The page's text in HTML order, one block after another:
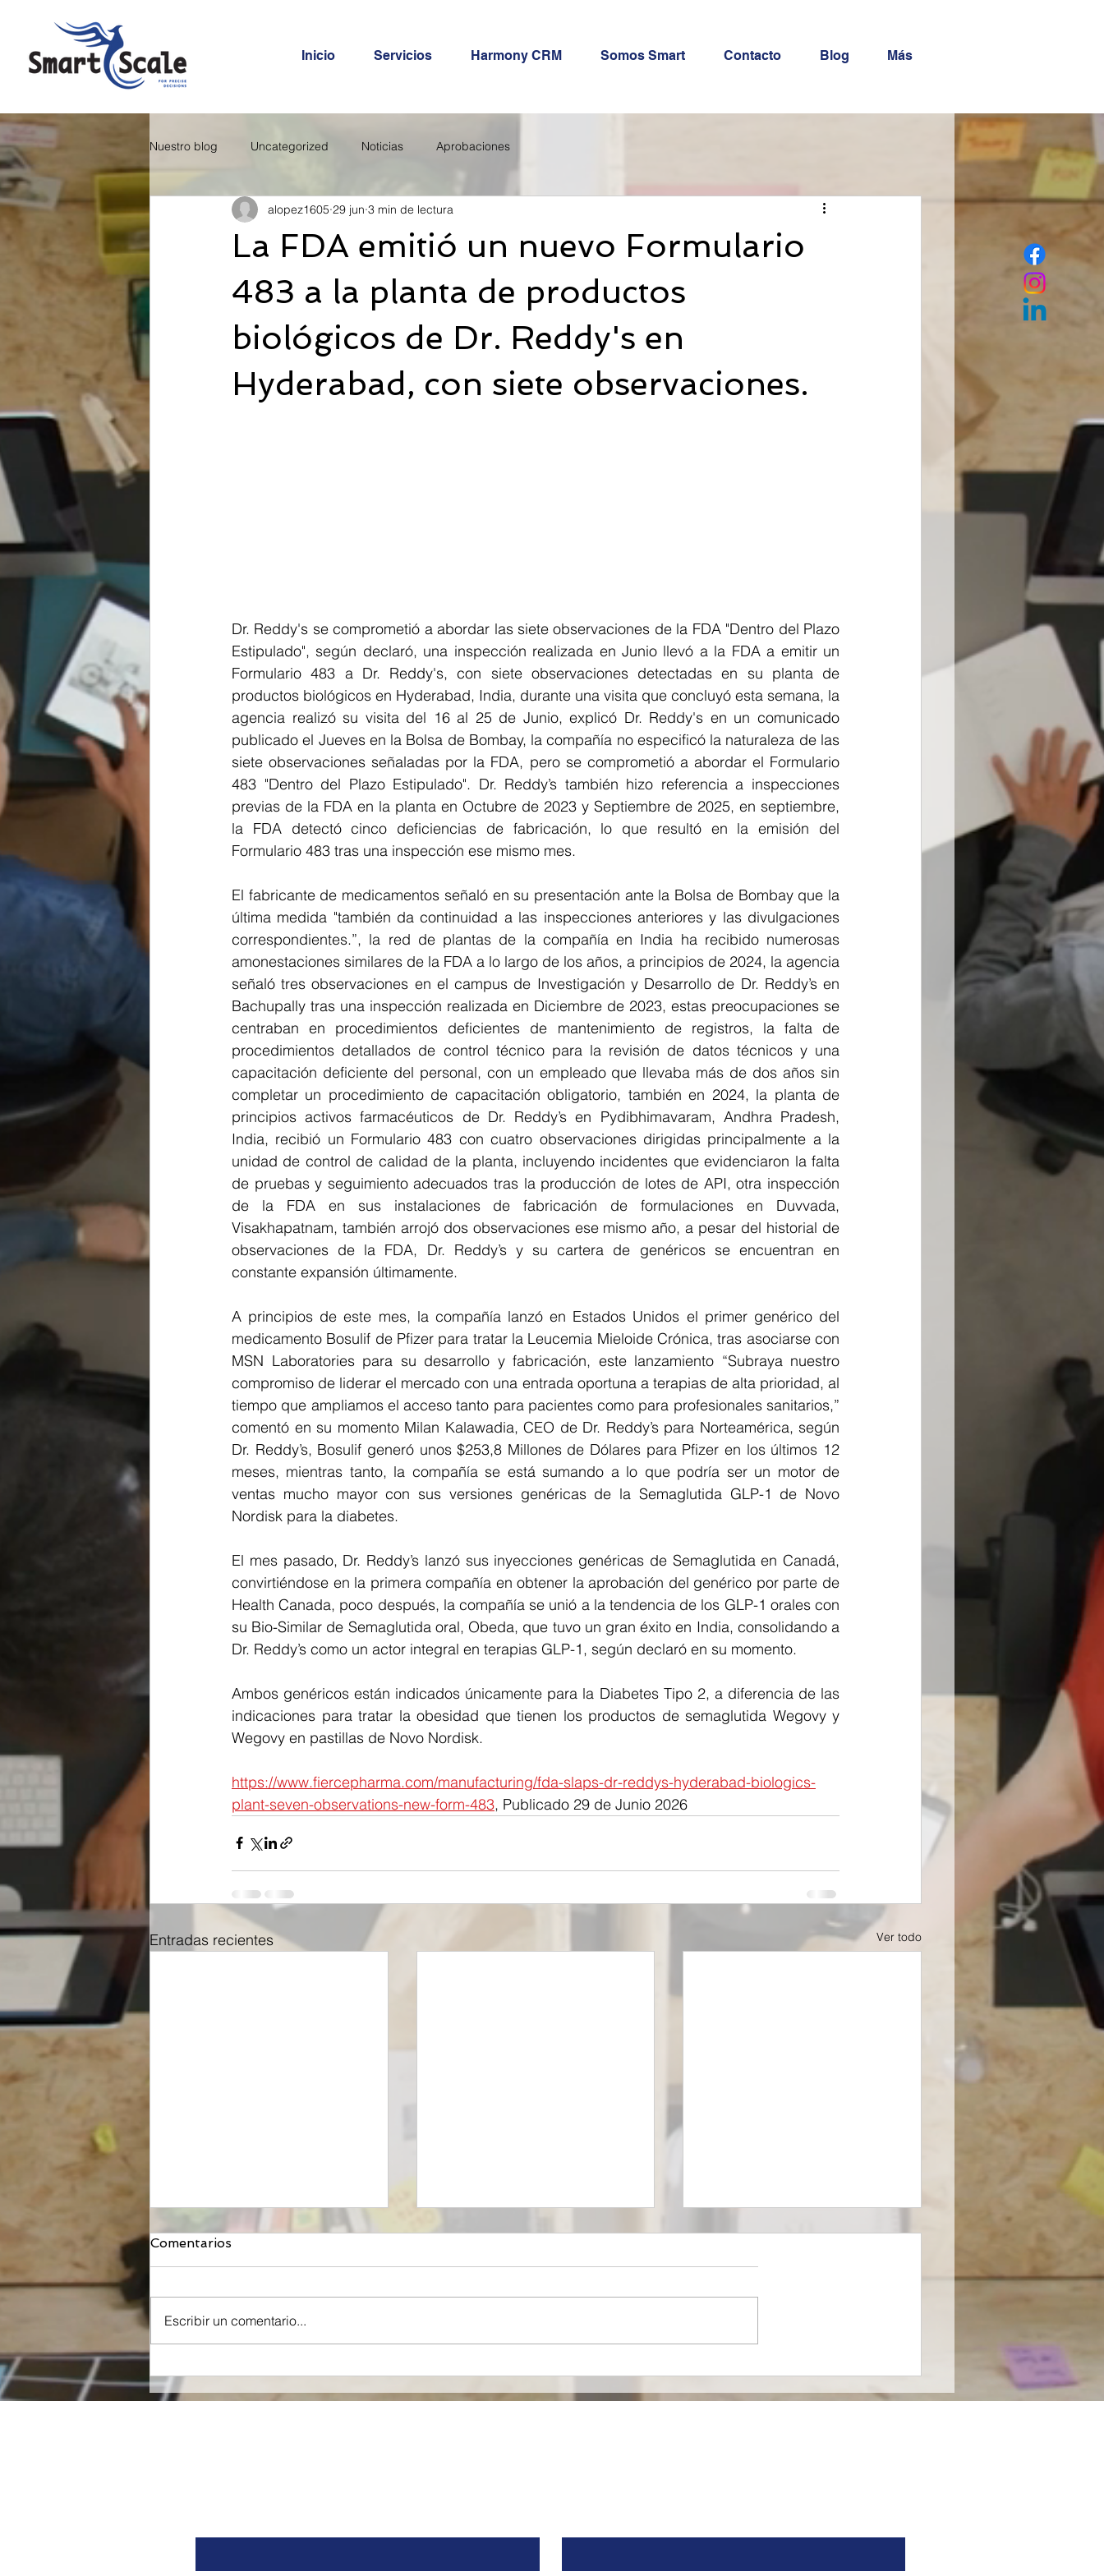
Inicio Servicios Harmony CRM Somos Smart Contacto Blog Más
Nuestro blog Uncategorized Noticias Aprobaciones
La FDA emitió un nuevo Formulario
483 a la planta de productos
biológicos de Dr. Reddy's en
Hyderabad, con siete observaciones.
alopez1605 29 jun 3 min de lectura
Dr. Reddy's se comprometió a abordar las siete observaciones de la FDA "Dentro del Plazo
Estipulado", según declaró, una inspección realizada en Junio llevó a la FDA a emitir un
Formulario 483 a Dr. Reddy's, con siete observaciones detectadas en su planta de
productos biológicos en Hyderabad, India, durante una visita que concluyó esta semana, la
agencia realizó su visita del 16 al 25 de Junio, explicó Dr. Reddy's en un comunicado
publicado el Jueves en la Bolsa de Bombay, la compañía no especificó la naturaleza de las
siete observaciones señaladas por la FDA, pero se comprometió a abordar el Formulario
483 "Dentro del Plazo Estipulado". Dr. Reddy’s también hizo referencia a inspecciones
previas de la FDA en la planta en Octubre de 2023 y Septiembre de 2025, en septiembre,
la FDA detectó cinco deficiencias de fabricación, lo que resultó en la emisión del
Formulario 483 tras una inspección ese mismo mes.
El fabricante de medicamentos señaló en su presentación ante la Bolsa de Bombay que la
última medida "también da continuidad a las inspecciones anteriores y las divulgaciones
correspondientes.”, la red de plantas de la compañía en India ha recibido numerosas
amonestaciones similares de la FDA a lo largo de los años, a principios de 2024, la agencia
señaló tres observaciones en el campus de Investigación y Desarrollo de Dr. Reddy’s en
Bachupally tras una inspección realizada en Diciembre de 2023, estas preocupaciones se
centraban en procedimientos deficientes de mantenimiento de registros, la falta de
procedimientos detallados de control técnico para la revisión de datos técnicos y una
capacitación deficiente del personal, con un empleado que llevaba más de dos años sin
completar un procedimiento de capacitación obligatorio, también en 2024, la planta de
principios activos farmacéuticos de Dr. Reddy’s en Pydibhimavaram, Andhra Pradesh,
India, recibió un Formulario 483 con cuatro observaciones dirigidas principalmente a la
unidad de control de calidad de la planta, incluyendo incidentes que evidenciaron la falta
de pruebas y seguimiento adecuados tras la producción de lotes de API, otra inspección
de la FDA en sus instalaciones de fabricación de formulaciones en Duvvada,
Visakhapatnam, también arrojó dos observaciones ese mismo año, a pesar del historial de
observaciones de la FDA, Dr. Reddy’s y su cartera de genéricos se encuentran en
constante expansión últimamente.
A principios de este mes, la compañía lanzó en Estados Unidos el primer genérico del
medicamento Bosulif de Pfizer para tratar la Leucemia Mieloide Crónica, tras asociarse con
MSN Laboratories para su desarrollo y fabricación, este lanzamiento “Subraya nuestro
compromiso de liderar el mercado con una entrada oportuna a terapias de alta prioridad, al
tiempo que ampliamos el acceso tanto para pacientes como para profesionales sanitarios,”
comentó en su momento Milan Kalawadia, CEO de Dr. Reddy’s para Norteamérica, según
Dr. Reddy’s, Bosulif generó unos $253,8 Millones de Dólares para Pfizer en los últimos 12
meses, mientras tanto, la compañía se está sumando a lo que podría ser un motor de
ventas mucho mayor con sus versiones genéricas de la Semaglutida GLP-1 de Novo
Nordisk para la diabetes.
El mes pasado, Dr. Reddy’s lanzó sus inyecciones genéricas de Semaglutida en Canadá,
convirtiéndose en la primera compañía en obtener la aprobación del genérico por parte de
Health Canada, poco después, la compañía se unió a la tendencia de los GLP-1 orales con
su Bio-Similar de Semaglutida oral, Obeda, que tuvo un gran éxito en India, consolidando a
Dr. Reddy’s como un actor integral en terapias GLP-1, según declaró en su momento.
Ambos genéricos están indicados únicamente para la Diabetes Tipo 2, a diferencia de las
indicaciones para tratar la obesidad que tienen los productos de semaglutida Wegovy y
Wegovy en pastillas de Novo Nordisk.
https://www.fiercepharma.com/manufacturing/fda-slaps-dr-reddys-hyderabad-biologics-
plant-seven-observations-new-form-483, Publicado 29 de Junio 2026
Entradas recientes Ver todo
Takeda dirigido a la
Orexina, recibe la
inyección de $46 Millones
especializada en México en
Comentarios
Escribir un comentario...